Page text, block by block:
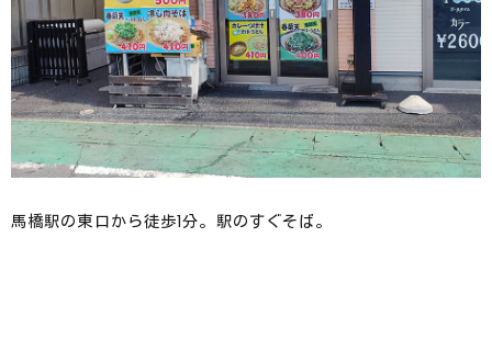
馬橋駅の東口から徒歩1分。駅のすぐそば。